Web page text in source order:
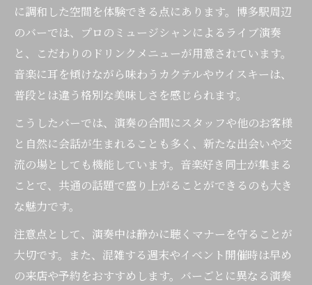
に調和した空間を体験できる点にあります。博多駅周辺
のバーでは、プロのミュージシャンによるライブ演奏
と、こだわりのドリンクメニューが用意されています。
音楽に耳を傾けながら味わうカクテルやウイスキーは、
普段とは違う格別な美味しさを感じられます。
こうしたバーでは、演奏の合間にスタッフや他のお客様
と自然に会話が生まれることも多く、新たな出会いや交
流の場としても機能しています。音楽好き同士が集まる
ことで、共通の話題で盛り上がることができるのも大き
な魅力です。
注意点として、演奏中は静かに聴くマナーを守ることが
大切です。また、混雑する週末やイベント開催時は早め
の来店や予約をおすすめします。バーごとに異なる演奏